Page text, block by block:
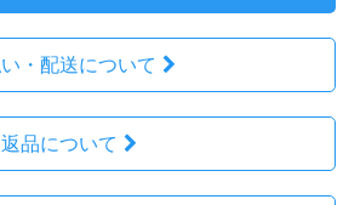
・配送について
返品について